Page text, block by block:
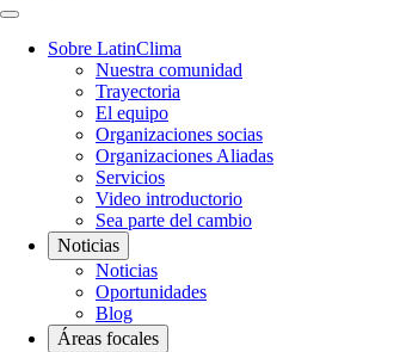
Navegación
Sobre LatinClima
Nuestra comunidad
Trayectoria
El equipo
Organizaciones socias
Organizaciones Aliadas
Servicios
Video introductorio
Sea parte del cambio
Noticias
Noticias
Oportunidades
Blog
Áreas focales